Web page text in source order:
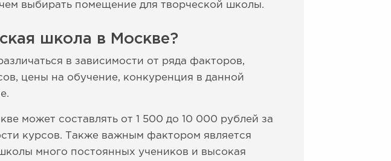
выбирать помещение для творческой школы.
школа в Москве?
в зависимости от ряда факторов,
цены на обучение, конкуренция в данной
может составлять от 1 500 до 10 000 рублей за
курсов. Также важным фактором является
много постоянных учеников и высокая